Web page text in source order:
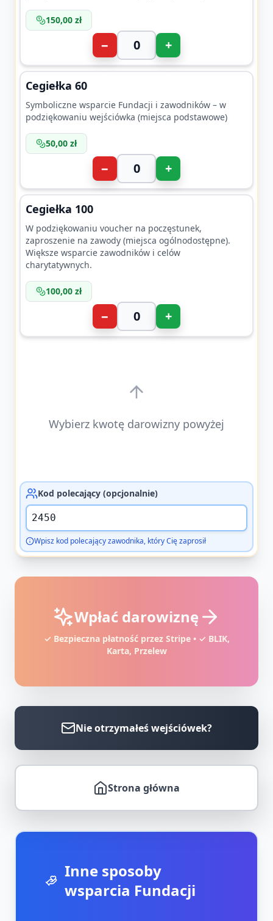
150,00 zł
− +
Cegiełka 60
Symboliczne wsparcie Fundacji i zawodników – w
podziękowaniu wejściówka (miejsca podstawowe)
50,00 zł
− +
Cegiełka 100
W podziękowaniu voucher na poczęstunek,
zaproszenie na zawody (miejsca ogólnodostępne).
Większe wsparcie zawodników i celów
charytatywnych.
100,00 zł
− +
Wybierz kwotę darowizny powyżej
Kod polecający (opcjonalnie)
Wpisz kod polecający zawodnika, który Cię zaprosił
Wpłać darowiznę
✓ Bezpieczna płatność przez Stripe • ✓ BLIK,
Karta, Przelew
Nie otrzymałeś wejściówek?
Strona główna
Inne sposoby
wsparcia Fundacji